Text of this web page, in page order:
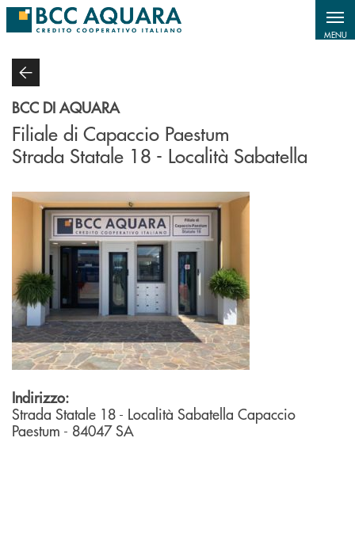
Salta al contenuto principale
MENU
BCC DI AQUARA
Filiale di Capaccio Paestum
Strada Statale 18 - Località Sabatella
Indirizzo:
Strada Statale 18 - Località Sabatella Capaccio
Paestum - 84047SA